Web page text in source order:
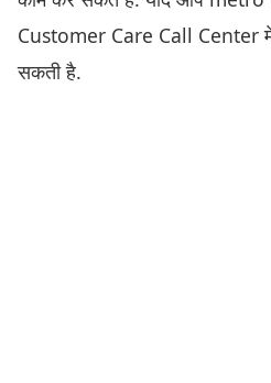
Customer Care Call Center में
सकती है.